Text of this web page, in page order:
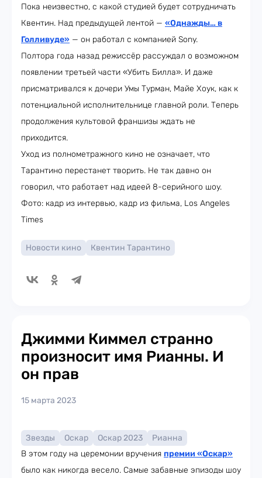
Пока неизвестно, с какой студией будет сотрудничать
Квентин. Над предыдущей лентой — «Однажды… в
Голливуде» — он работал с компанией Sony.
Полтора года назад режиссёр рассуждал о возможном
появлении третьей части «Убить Билла». И даже
присматривался к дочери Умы Турман, Майе Хоук, как к
потенциальной исполнительнице главной роли. Теперь
продолжения культовой франшизы ждать не
приходится.
Уход из полнометражного кино не означает, что
Тарантино перестанет творить. Не так давно он
говорил, что работает над идеей 8-серийного шоу.
Фото: кадр из интервью, кадр из фильма, Los Angeles
Times
Новости кино Квентин Тарантино
Джимми Киммел странно
произносит имя Рианны. И
он прав
15 марта 2023
Звезды Оскар Оскар 2023
Рианна
В этом году на церемонии вручения премии «Оскар»
было как никогда весело. Самые забавные эпизоды шоу